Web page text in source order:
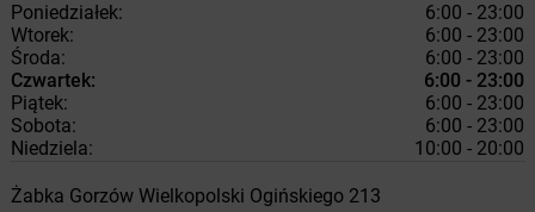
Poniedziałek:
6:00 - 23:00
Wtorek:
6:00 - 23:00
Środa:
6:00 - 23:00
Czwartek:
6:00 - 23:00
Piątek:
6:00 - 23:00
Sobota:
6:00 - 23:00
Niedziela:
10:00 - 20:00
Żabka Gorzów Wielkopolski Ogińskiego 213